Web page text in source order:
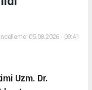
05.08.2026 - 09:41
Uzm. Dr.